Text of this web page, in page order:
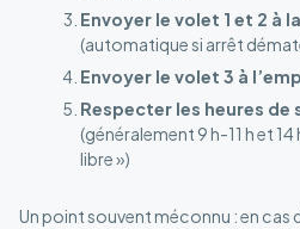
Envoyer le volet 1 et 2 à
(automatique si arrêt
Envoyer le volet 3 à
Respecter les heures de
(généralement 9 h-11 h et
libre »)
Un point souvent méconnu : en